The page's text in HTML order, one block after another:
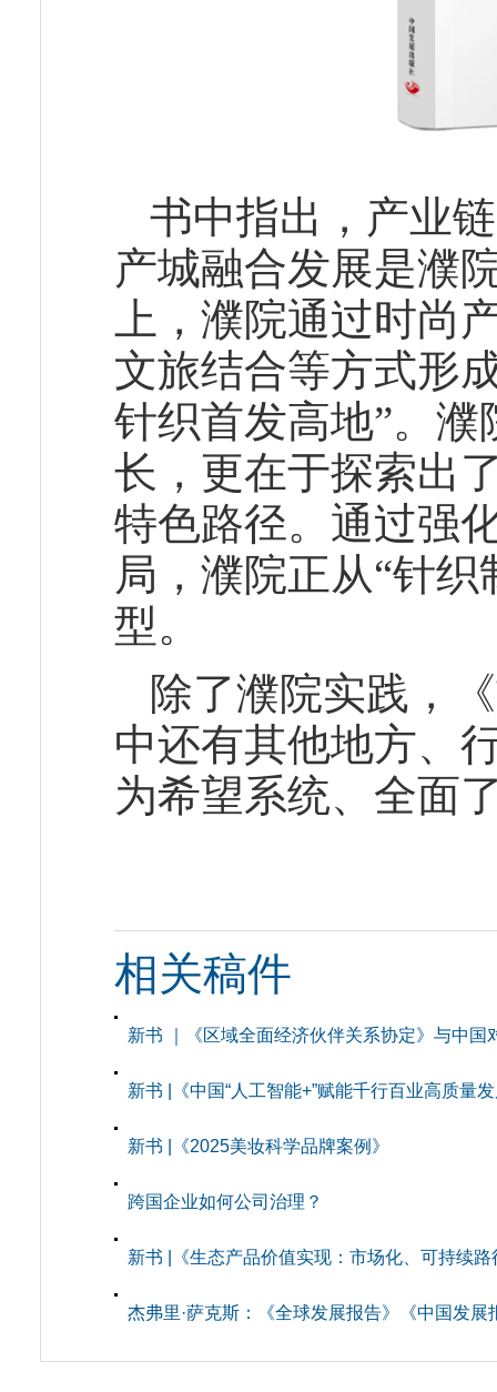
书中指出，产业
产城融合发展是濮
上，濮院通过时尚
文旅结合等方式形
针织首发高地”。
长，更在于探索出
特色路径。通过强
局，濮院正从“针
型。
除了濮院实践，
中还有其他地方、
为希望系统、全面
相关稿件
新书 ｜《区域全面经济伙伴关系协定》与中国
新书 |《中国“人工智能+”赋能千行百业高质量
新书 |《2025美妆科学品牌案例》
跨国企业如何公司治理？
新书 |《生态产品价值实现：市场化、可持续路
杰弗里·萨克斯：《全球发展报告》《中国发